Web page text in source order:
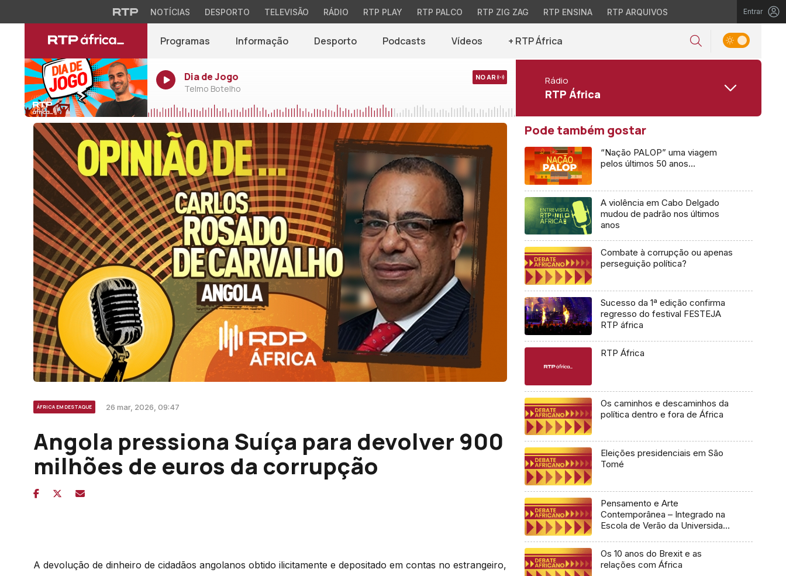
NOTÍCIAS DESPORTO TELEVISÃO RÁDIO RTP PLAY RTP PALCO RTP ZIG ZAG RTP ENSINA RTP ARQUIVOS Entrar
Programas Informação Desporto Podcasts Vídeos + RTP África
Dia de Jogo
Telmo Botelho
NO AR Rádio
RTP África
ÁFRICA EM DESTAQUE 26 mar, 2026, 09:47
Angola pressiona Suíça para devolver 900
milhões de euros da corrupção
A devolução de dinheiro de cidadãos angolanos obtido ilicitamente e depositado em contas no estrangeiro,
Pode também gostar
“Nação PALOP” uma viagem
pelos últimos 50 anos…
A violência em Cabo Delgado
mudou de padrão nos últimos
anos
Combate à corrupção ou apenas
perseguição política?
Sucesso da 1ª edição confirma
regresso do festival FESTEJA
RTP áfrica
RTP África
Os caminhos e descaminhos da
política dentro e fora de África
Eleições presidenciais em São
Tomé
Pensamento e Arte
Contemporânea – Integrado na
Escola de Verão da Universidade
Os 10 anos do Brexit e as
relações com África